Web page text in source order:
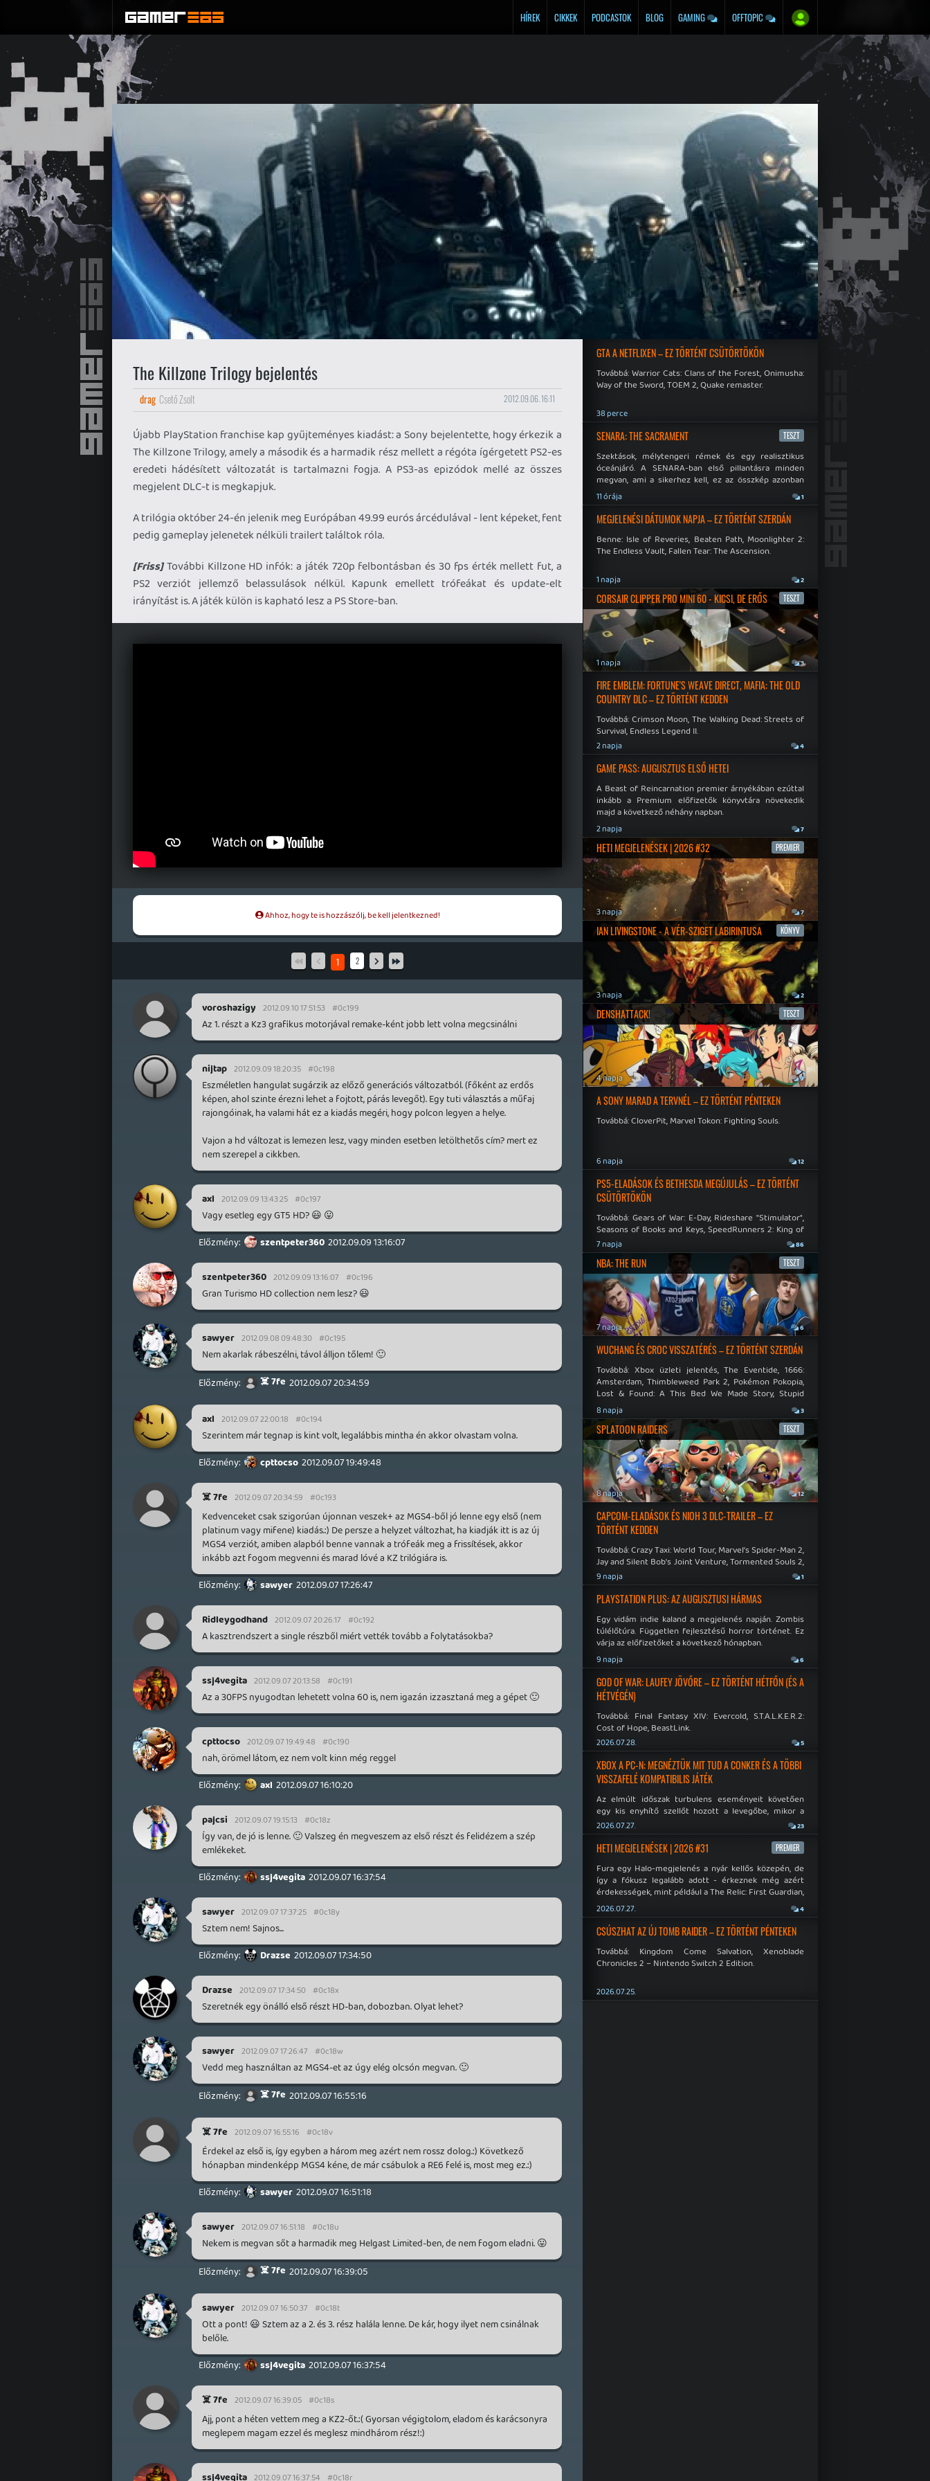
HÍREK CIKKEK PODCASTOK BLOG GAMING OFFTOPIC
The Killzone Trilogy bejelentés
drag Csető Zsolt 2012.09.06. 16:11
Újabb PlayStation franchise kap gyűjteményes kiadást: a Sony bejelentette, hogy érkezik a
The Killzone Trilogy, amely a második és a harmadik rész mellett a régóta ígérgetett PS2-es
eredeti hádésített változatát is tartalmazni fogja. A PS3-as epizódok mellé az összes
megjelent DLC-t is megkapjuk.
A trilógia október 24-én jelenik meg Európában 49.99 eurós árcédulával - lent képeket, fent
pedig gameplay jelenetek nélküli trailert találtok róla.
[Friss]További Killzone HD infók: a játék 720p felbontásban és 30 fps érték mellett fut, a
PS2 verziót jellemző belassulások nélkül. Kapunk emellett trófeákat és update-elt
irányítást is. A játék külön is kapható lesz a PS Store-ban.
Ahhoz, hogy te is hozzászólj, be kell jelentkezned!
1 2
voroshazigy 2012.09.10 17:51:53 #0c199
Az 1. részt a Kz3 grafikus motorjával remake-ként jobb lett volna megcsinálni
nijtap 2012.09.09 18:20:35 #0c198
Eszméletlen hangulat sugárzik az előző generációs változatból. (főként az erdős
képen, ahol szinte érezni lehet a fojtott, párás levegőt). Egy tuti választás a műfaj
rajongóinak, ha valami hát ez a kiadás megéri, hogy polcon legyen a helye.
Vajon a hd változat is lemezen lesz, vagy minden esetben letölthetős cím? mert ez
nem szerepel a cikkben.
axl 2012.09.09 13:43:25 #0c197
Vagy esetleg egy GT5 HD? 😃 😛
szentpeter360 2012.09.09 13:16:07
szentpeter360 2012.09.09 13:16:07 #0c196
Gran Turismo HD collection nem lesz? 😃
sawyer 2012.09.08 09:48:30 #0c195
Nem akarlak rábeszélni, távol álljon tőlem! 🙂
☠️ 7fe 2012.09.07 20:34:59
axl 2012.09.07 22:00:18 #0c194
Szerintem már tegnap is kint volt, legalábbis mintha én akkor olvastam volna.
cpttocso 2012.09.07 19:49:48
☠️ 7fe 2012.09.07 20:34:59 #0c193
Kedvenceket csak szigorúan újonnan veszek+ az MGS4-ből jó lenne egy első (nem
platinum vagy mifene) kiadás.:) De persze a helyzet változhat, ha kiadják itt is az új
MGS4 verziót, amiben alapból benne vannak a trófeák meg a frissítések, akkor
inkább azt fogom megvenni és marad lóvé a KZ trilógiára is.
sawyer 2012.09.07 17:26:47
Ridleygodhand 2012.09.07 20:26:17 #0c192
A kasztrendszert a single részből miért vették tovább a folytatásokba?
ssj4vegita 2012.09.07 20:13:58 #0c191
Az a 30FPS nyugodtan lehetett volna 60 is, nem igazán izzasztaná meg a gépet 🙂
cpttocso 2012.09.07 19:49:48 #0c190
nah, örömel látom, ez nem volt kinn még reggel
axl 2012.09.07 16:10:20
pajcsi 2012.09.07 19:15:13 #0c18z
Így van, de jó is lenne. 🙂 Valszeg én megveszem az első részt és felidézem a szép
emlékeket.
ssj4vegita 2012.09.07 16:37:54
sawyer 2012.09.07 17:37:25 #0c18y
Sztem nem! Sajnos...
Drazse 2012.09.07 17:34:50
Drazse 2012.09.07 17:34:50 #0c18x
Szeretnék egy önálló első részt HD-ban, dobozban. Olyat lehet?
sawyer 2012.09.07 17:26:47 #0c18w
Vedd meg használtan az MGS4-et az úgy elég olcsón megvan. 🙂
☠️ 7fe 2012.09.07 16:55:16
☠️ 7fe 2012.09.07 16:55:16 #0c18v
Érdekel az első is, így egyben a három meg azért nem rossz dolog.:) Következő
hónapban mindenképp MGS4 kéne, de már csábulok a RE6 felé is, most meg ez.:)
sawyer 2012.09.07 16:51:18
sawyer 2012.09.07 16:51:18 #0c18u
Nekem is megvan sőt a harmadik meg Helgast Limited-ben, de nem fogom eladni. 😛
☠️ 7fe 2012.09.07 16:39:05
sawyer 2012.09.07 16:50:37 #0c18t
Ott a pont! 😃 Sztem az a 2. és 3. rész halála lenne. De kár, hogy ilyet nem csinálnak
belőle.
ssj4vegita 2012.09.07 16:37:54
☠️ 7fe 2012.09.07 16:39:05 #0c18s
Ajj, pont a héten vettem meg a KZ2-őt.:( Gyorsan végigtolom, eladom és karácsonyra
meglepem magam ezzel és meglesz mindhárom rész!:)
ssj4vegita 2012.09.07 16:37:54 #0c18r
GTA A NETFLIXEN – EZ TÖRTÉNT CSÜTÖRTÖKÖN
Továbbá: Warrior Cats: Clans of the Forest, Onimusha:
Way of the Sword, TOEM 2, Quake remaster.
38 perce
SENARA: THE SACRAMENT TESZT
Szektások, mélytengeri rémek és egy realisztikus
óceánjáró. A SENARA-ban első pillantásra minden
megvan, ami a sikerhez kell, ez az összkép azonban
becsapós.
11 órája 1
MEGJELENÉSI DÁTUMOK NAPJA – EZ TÖRTÉNT SZERDÁN
Benne: Isle of Reveries, Beaten Path, Moonlighter 2:
The Endless Vault, Fallen Tear: The Ascension.
1 napja 2
CORSAIR CLIPPER PRO MINI 60 - KICSI, DE ERŐS TESZT
1 napja 3
FIRE EMBLEM: FORTUNE'S WEAVE DIRECT, MAFIA: THE OLD
COUNTRY DLC – EZ TÖRTÉNT KEDDEN
Továbbá: Crimson Moon, The Walking Dead: Streets of
Survival, Endless Legend II.
2 napja 4
GAME PASS: AUGUSZTUS ELSŐ HETEI
A Beast of Reincarnation premier árnyékában ezúttal
inkább a Premium előfizetők könyvtára növekedik
majd a következő néhány napban.
2 napja 7
HETI MEGJELENÉSEK | 2026 #32 PREMIER
3 napja 7
IAN LIVINGSTONE - A VÉR-SZIGET LABIRINTUSA KÖNYV
3 napja 2
DENSHATTACK! TESZT
4 napja 9
A SONY MARAD A TERVNÉL – EZ TÖRTÉNT PÉNTEKEN
Továbbá: CloverPit, Marvel Tokon: Fighting Souls.
6 napja 12
PS5-ELADÁSOK ÉS BETHESDA MEGÚJULÁS – EZ TÖRTÉNT
CSÜTÖRTÖKÖN
Továbbá: Gears of War: E-Day, Rideshare "Stimulator",
Seasons of Books and Keys, SpeedRunners 2: King of
Speed.
7 napja 86
NBA: THE RUN TESZT
7 napja 6
WUCHANG ÉS CROC VISSZATÉRÉS – EZ TÖRTÉNT SZERDÁN
Továbbá: Xbox üzleti jelentés, The Eventide, 1666:
Amsterdam, Thimbleweed Park 2, Pokémon Pokopia,
Lost & Found: A This Bed We Made Story, Stupid
Never Dies.
8 napja 3
SPLATOON RAIDERS TESZT
8 napja 12
CAPCOM-ELADÁSOK ÉS NIOH 3 DLC-TRAILER – EZ
TÖRTÉNT KEDDEN
Továbbá: Crazy Taxi: World Tour, Marvel's Spider-Man 2,
Jay and Silent Bob's Joint Venture, Tormented Souls 2,
No More Room in Hell, Slain 2: The Beast Within.
9 napja 1
PLAYSTATION PLUS: AZ AUGUSZTUSI HÁRMAS
Egy vidám indie kaland a megjelenés napján. Zombis
túlélőtúra. Független fejlesztésű horror történet. Ez
várja az előfizetőket a következő hónapban.
9 napja 6
GOD OF WAR: LAUFEY JÖVŐRE – EZ TÖRTÉNT HÉTFŐN (ÉS A
HÉTVÉGÉN)
Továbbá: Final Fantasy XIV: Evercold, S.T.A.L.K.E.R.2:
Cost of Hope, BeastLink.
2026.07.28. 5
XBOX A PC-N: MEGNÉZTÜK MIT TUD A CONKER ÉS A TÖBBI
VISSZAFELÉ KOMPATIBILIS JÁTÉK
Az elmúlt időszak turbulens eseményeit követően
egy kis enyhítő szellőt hozott a levegőbe, mikor a
Microsoft bejelentette, hogy PC-re is kiterjesztik az
Xbox Original visszafelé kompatibilitást. Lássuk,
meddig jutottak...
2026.07.27. 23
HETI MEGJELENÉSEK | 2026 #31 PREMIER
Fura egy Halo-megjelenés a nyár kellős közepén, de
így a fókusz legalább adott - érkeznek még azért
érdekességek, mint például a The Relic: First Guardian,
a Xenoblade Chronicles 2 és a Dispatch új átiratai vagy
éppen a Mistfall Hunter
2026.07.27. 4
CSÚSZHAT AZ ÚJ TOMB RAIDER – EZ TÖRTÉNT PÉNTEKEN
Továbbá: Kingdom Come Salvation, Xenoblade
Chronicles 2 – Nintendo Switch 2 Edition.
2026.07.25.